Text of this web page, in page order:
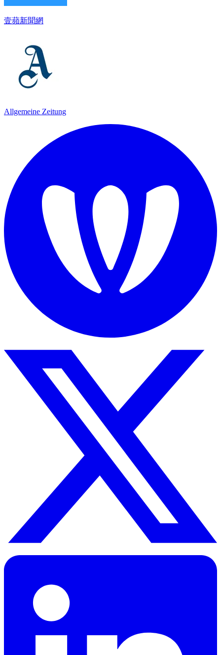
壹蘋新聞網
Allgemeine Zeitung